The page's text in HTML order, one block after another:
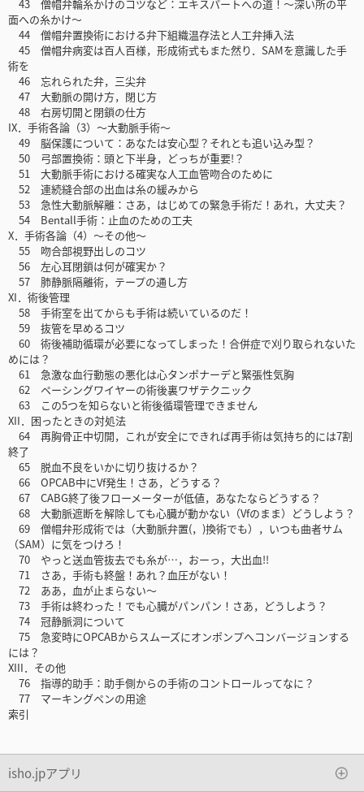
43 僧帽弁輪糸かけのコツなど：エキスパートへの道！～深い所の平
面への糸かけ～
44 僧帽弁置換術における弁下組織温存法と人工弁挿入法
45 僧帽弁病変は百人百様，形成術式もまた然り．SAMを意識した手
術を
46 忘れられた弁，三尖弁
47 大動脈の開け方，閉じ方
48 右房切開と閉鎖の仕方
IX．手術各論（3）～大動脈手術～
49 脳保護について：あなたは安心型？それとも追い込み型？
50 弓部置換術：頭と下半身，どっちが重要!？
51 大動脈手術における確実な人工血管吻合のために
52 連続縫合部の出血は糸の緩みから
53 急性大動脈解離：さあ，はじめての緊急手術だ！あれ，大丈夫？
54 Bentall手術：止血のための工夫
X．手術各論（4）～その他～
55 吻合部視野出しのコツ
56 左心耳閉鎖は何が確実か？
57 肺静脈隔離術，テープの通し方
XI．術後管理
58 手術室を出てからも手術は続いているのだ！
59 抜管を早めるコツ
60 術後補助循環が必要になってしまった！合併症で刈り取られないた
めには？
61 急激な血行動態の悪化は心タンポナーデと緊張性気胸
62 ペーシングワイヤーの術後裏ワザテクニック
63 この5つを知らないと術後循環管理できません
XII．困ったときの対処法
64 再胸骨正中切開，これが安全にできれば再手術は気持ち的には7割
終了
65 脱血不良をいかに切り抜けるか？
66 OPCAB中にVf発生！さあ，どうする？
67 CABG終了後フローメーターが低値，あなたならどうする？
68 大動脈遮断を解除しても心臓が動かない（Vfのまま）どうしよう？
69 僧帽弁形成術では（大動脈弁置(，)換術でも），いつも曲者サム
（SAM）に気をつけろ！
70 やっと送血管抜去でも糸が…，おーっ，大出血!!
71 さあ，手術も終盤！あれ？血圧がない！
72 ああ，血が止まらない～
73 手術は終わった！でも心臓がパンパン！さあ，どうしよう？
74 冠静脈洞について
75 急変時にOPCABからスムーズにオンポンプへコンバージョンする
には？
XIII．その他
76 指導的助手：助手側からの手術のコントロールってなに？
77 マーキングペンの用途
索引
isho.jpアプリ